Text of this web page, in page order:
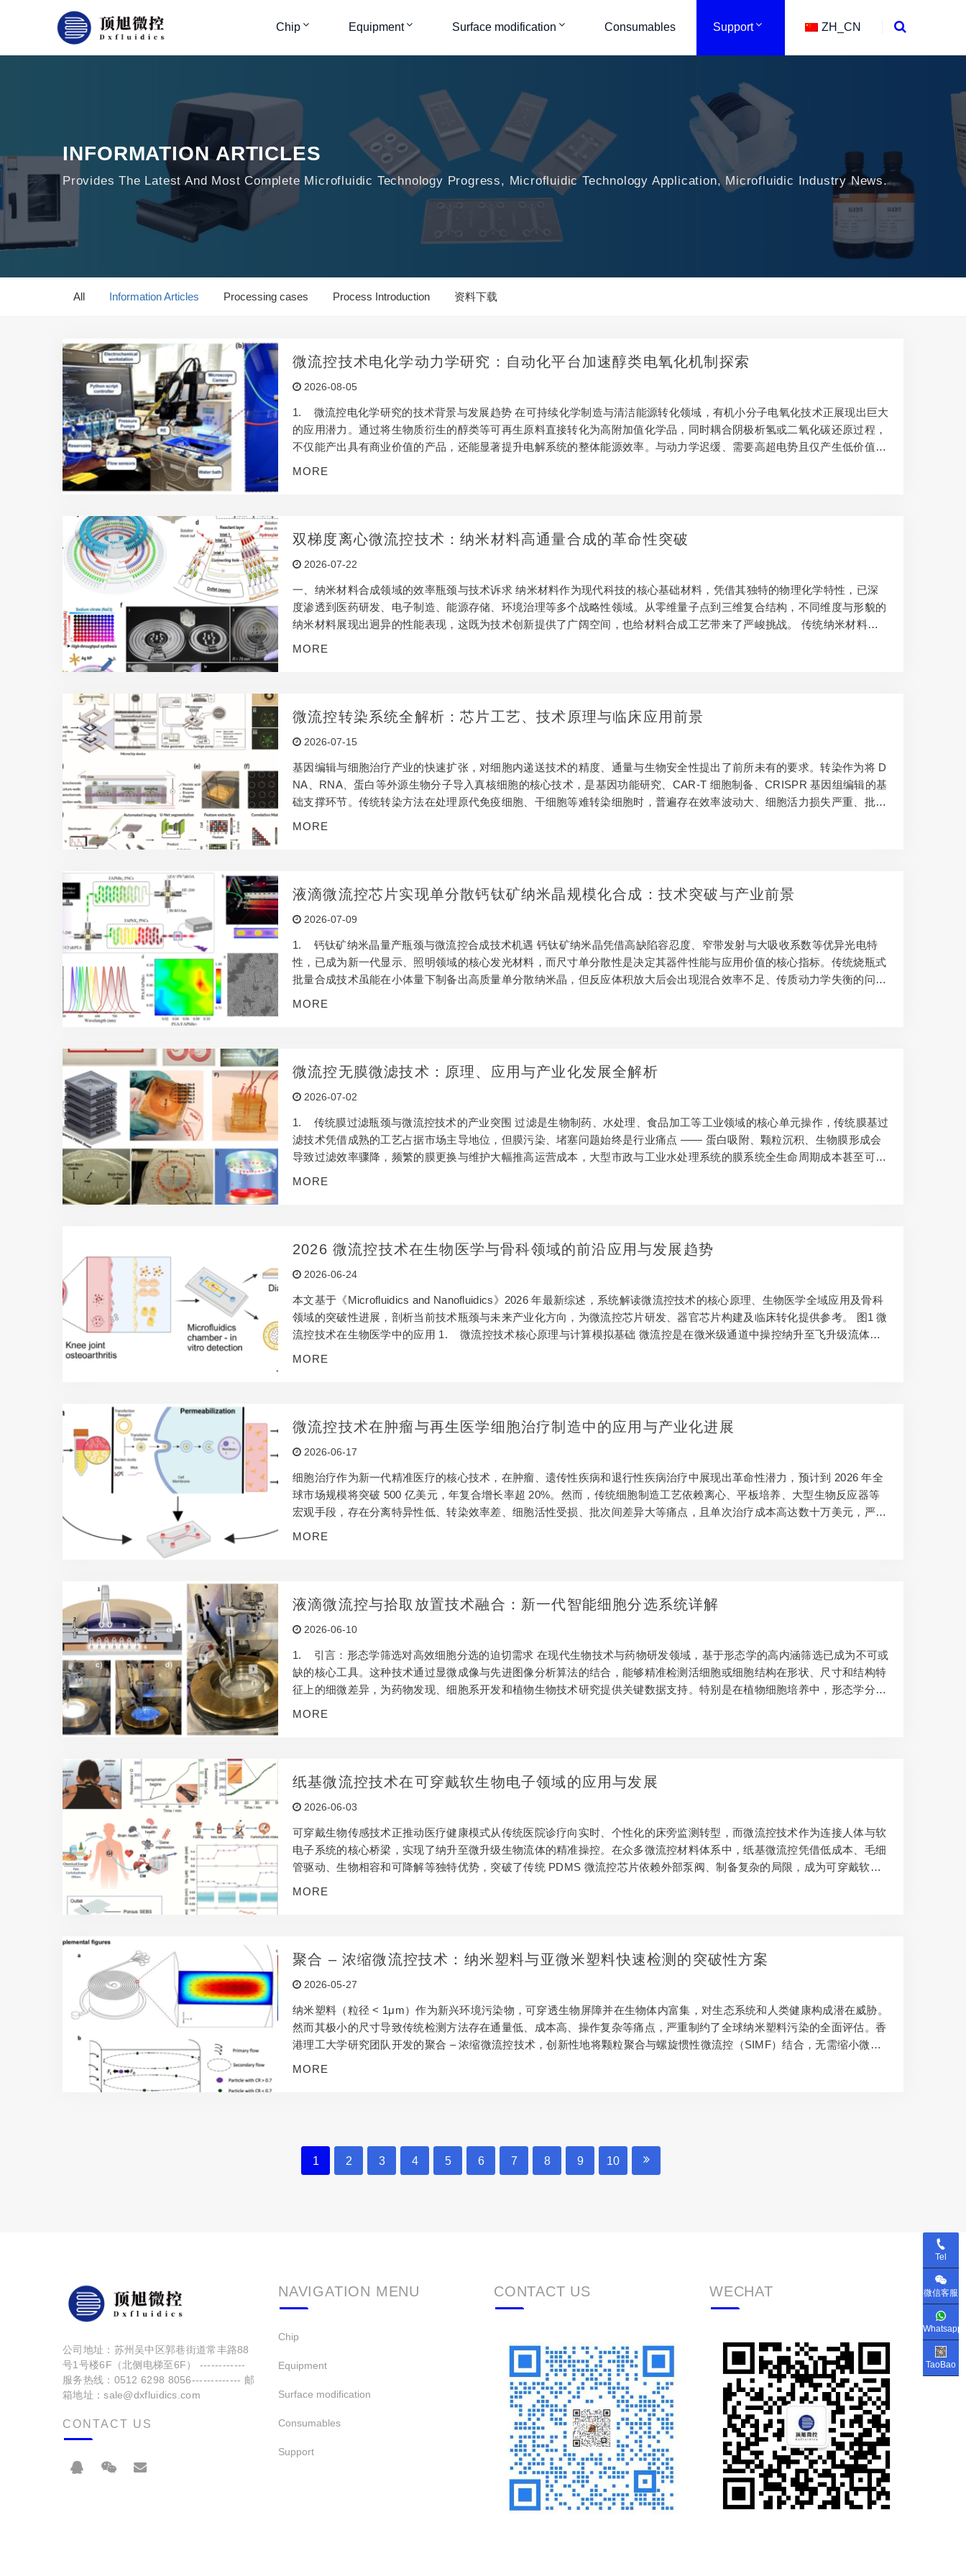
Chip Equipment Surface modification Consumables Support ZH_CN
INFORMATION ARTICLES
Provides The Latest And Most Complete Microfluidic Technology Progress, Microfluidic Technology Application, Microfluidic Industry News.
All Information Articles Processing cases Process Introduction 资料下载
微流控技术电化学动力学研究：自动化平台加速醇类电氧化机制探索
2026-08-05
1. 微流控电化学研究的技术背景与发展趋势 在可持续化学制造与清洁能源转化领域，有机小分子电氧化技术正展现出巨大
的应用潜力。通过将生物质衍生的醇类等可再生原料直接转化为高附加值化学品，同时耦合阴极析氢或二氧化碳还原过程，
不仅能产出具有商业价值的产品，还能显著提升电解系统的整体能源效率。与动力学迟缓、需要高超电势且仅产生低价值氧
MORE
双梯度离心微流控技术：纳米材料高通量合成的革命性突破
2026-07-22
一、纳米材料合成领域的效率瓶颈与技术诉求 纳米材料作为现代科技的核心基础材料，凭借其独特的物理化学特性，已深
度渗透到医药研发、电子制造、能源存储、环境治理等多个战略性领域。从零维量子点到三维复合结构，不同维度与形貌的
纳米材料展现出迥异的性能表现，这既为技术创新提供了广阔空间，也给材料合成工艺带来了严峻挑战。 传统纳米材料合
MORE
微流控转染系统全解析：芯片工艺、技术原理与临床应用前景
2026-07-15
基因编辑与细胞治疗产业的快速扩张，对细胞内递送技术的精度、通量与生物安全性提出了前所未有的要求。转染作为将 D
NA、RNA、蛋白等外源生物分子导入真核细胞的核心技术，是基因功能研究、CAR-T 细胞制备、CRISPR 基因组编辑的基
础支撑环节。传统转染方法在处理原代免疫细胞、干细胞等难转染细胞时，普遍存在效率波动大、细胞活力损失严重、批次
MORE
液滴微流控芯片实现单分散钙钛矿纳米晶规模化合成：技术突破与产业前景
2026-07-09
1. 钙钛矿纳米晶量产瓶颈与微流控合成技术机遇 钙钛矿纳米晶凭借高缺陷容忍度、窄带发射与大吸收系数等优异光电特
性，已成为新一代显示、照明领域的核心发光材料，而尺寸单分散性是决定其器件性能与应用价值的核心指标。传统烧瓶式
批量合成技术虽能在小体量下制备出高质量单分散纳米晶，但反应体积放大后会出现混合效率不足、传质动力学失衡的问
MORE
微流控无膜微滤技术：原理、应用与产业化发展全解析
2026-07-02
1. 传统膜过滤瓶颈与微流控技术的产业突围 过滤是生物制药、水处理、食品加工等工业领域的核心单元操作，传统膜基过
滤技术凭借成熟的工艺占据市场主导地位，但膜污染、堵塞问题始终是行业痛点 —— 蛋白吸附、颗粒沉积、生物膜形成会
导致过滤效率骤降，频繁的膜更换与维护大幅推高运营成本，大型市政与工业水处理系统的膜系统全生命周期成本甚至可达
MORE
2026 微流控技术在生物医学与骨科领域的前沿应用与发展趋势
2026-06-24
本文基于《Microfluidics and Nanofluidics》2026 年最新综述，系统解读微流控技术的核心原理、生物医学全域应用及骨科
领域的突破性进展，剖析当前技术瓶颈与未来产业化方向，为微流控芯片研发、器官芯片构建及临床转化提供参考。 图1 微
流控技术在生物医学中的应用 1. 微流控技术核心原理与计算模拟基础 微流控是在微米级通道中操控纳升至飞升级流体的
MORE
微流控技术在肿瘤与再生医学细胞治疗制造中的应用与产业化进展
2026-06-17
细胞治疗作为新一代精准医疗的核心技术，在肿瘤、遗传性疾病和退行性疾病治疗中展现出革命性潜力，预计到 2026 年全
球市场规模将突破 500 亿美元，年复合增长率超 20%。然而，传统细胞制造工艺依赖离心、平板培养、大型生物反应器等
宏观手段，存在分离特异性低、转染效率差、细胞活性受损、批次间差异大等痛点，且单次治疗成本高达数十万美元，严重
MORE
液滴微流控与拾取放置技术融合：新一代智能细胞分选系统详解
2026-06-10
1. 引言：形态学筛选对高效细胞分选的迫切需求 在现代生物技术与药物研发领域，基于形态学的高内涵筛选已成为不可或
缺的核心工具。这种技术通过显微成像与先进图像分析算法的结合，能够精准检测活细胞或细胞结构在形状、尺寸和结构特
征上的细微差异，为药物发现、细胞系开发和植物生物技术研究提供关键数据支持。特别是在植物细胞培养中，形态学分化
MORE
纸基微流控技术在可穿戴软生物电子领域的应用与发展
2026-06-03
可穿戴生物传感技术正推动医疗健康模式从传统医院诊疗向实时、个性化的床旁监测转型，而微流控技术作为连接人体与软
电子系统的核心桥梁，实现了纳升至微升级生物流体的精准操控。在众多微流控材料体系中，纸基微流控凭借低成本、毛细
管驱动、生物相容和可降解等独特优势，突破了传统 PDMS 微流控芯片依赖外部泵阀、制备复杂的局限，成为可穿戴软生
MORE
聚合 – 浓缩微流控技术：纳米塑料与亚微米塑料快速检测的突破性方案
2026-05-27
纳米塑料（粒径 < 1μm）作为新兴环境污染物，可穿透生物屏障并在生物体内富集，对生态系统和人类健康构成潜在威胁。
然而其极小的尺寸导致传统检测方法存在通量低、成本高、操作复杂等痛点，严重制约了全球纳米塑料污染的全面评估。香
港理工大学研究团队开发的聚合 – 浓缩微流控技术，创新性地将颗粒聚合与螺旋惯性微流控（SIMF）结合，无需缩小微流
MORE
1 2 3 4 5 6 7 8 9 10
公司地址：苏州吴中区郭巷街道常丰路88
号1号楼6F（北侧电梯至6F） ------------
服务热线：0512 6298 8056------------- 邮
箱地址：sale@dxfluidics.com
CONTACT US
NAVIGATION MENU
Chip
Equipment
Surface modification
Consumables
Support
CONTACT US WECHAT
Tel
微信客服
Whatsapp
TaoBao